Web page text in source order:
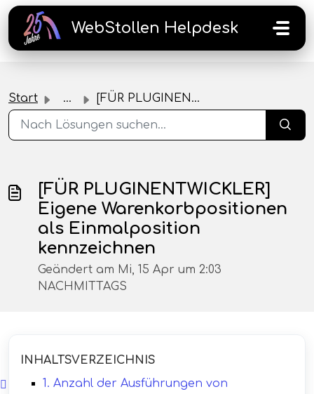
Zum hauptsächlichen Inhalt gehen
WebStollen Helpdesk
Start ... [FÜR PLUGINENTWICKLER] Eigene Warenkorbpositionen als Ein...
[FÜR PLUGINENTWICKLER]
Eigene Warenkorbpositionen
als Einmalposition
kennzeichnen
Geändert am Mi, 15 Apr um 2:03
NACHMITTAGS
INHALTSVERZEICHNIS
1. Anzahl der Ausführungen von